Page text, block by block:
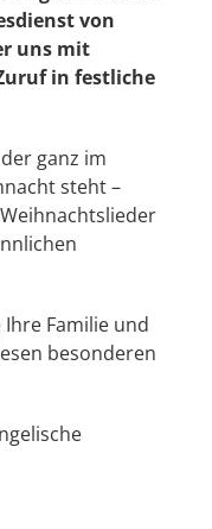
von
uns mit
in festliche
ganz im
steht –
Familie und
besonderen